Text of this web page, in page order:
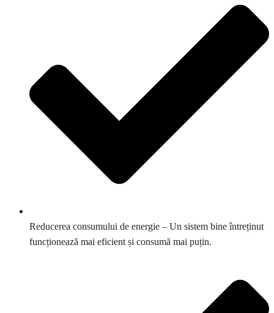
Reducerea consumului de energie – Un sistem bine întreținut
funcționează mai eficient și consumă mai puțin.